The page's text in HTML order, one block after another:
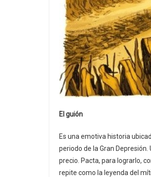
El guión
Es una emotiva historia
periodo de la Gran
precio. Pacta, para lograrlo,
repite como la leyenda del